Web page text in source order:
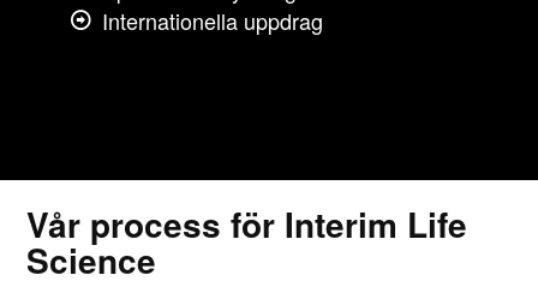
Internationella uppdrag
Vår process för Interim Life
Science